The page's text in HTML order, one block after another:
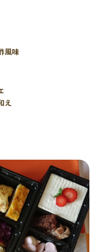
風味
え